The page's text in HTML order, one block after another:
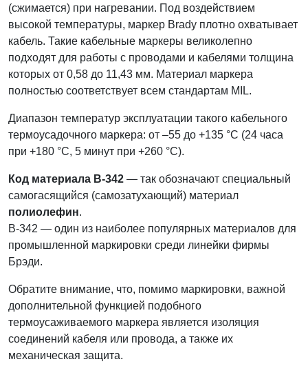
(сжимается) при нагревании. Под воздействием
высокой температуры, маркер Brady плотно охватывает
кабель. Такие кабельные маркеры великолепно
подходят для работы с проводами и кабелями толщина
которых от 0,58 до 11,43 мм. Материал маркера
полностью соответствует всем стандартам MIL.
Диапазон температур эксплуатации такого кабельного
термоусадочного маркера: от –55 до +135 °С (24 часа
при +180 °С, 5 минут при +260 °С).
Код материала B-342 — так обозначают специальный
самогасящийся (самозатухающий) материал
полиолефин.
B-342 — один из наиболее популярных материалов для
промышленной маркировки среди линейки фирмы
Брэди.
Обратите внимание, что, помимо маркировки, важной
дополнительной функцией подобного
термоусаживаемого маркера является изоляция
соединений кабеля или провода, а также их
механическая защита.